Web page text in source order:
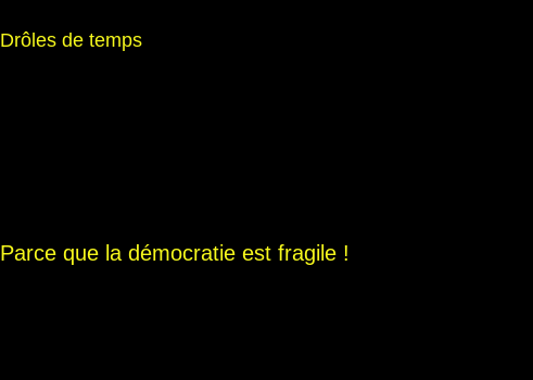
Drôles de temps
Parce que la démocratie est fragile !